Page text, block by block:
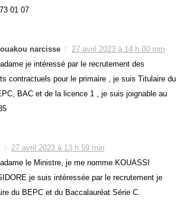
01 07
narcisse
27 avril 2023 à 14 h 00 min
je intéressé par le recrutement des
contractuels pour le primaire , je suis Titulaire du
BAC et de la licence 1 , je suis joignable au
27 avril 2023 à 13 h 59 min
le Ministre, je me nomme KOUASSI
je suis intéressée par le recrutement je
du BEPC et du Baccalauréat Série C.